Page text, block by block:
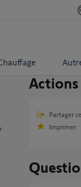
Actions
Partager
Imprimer